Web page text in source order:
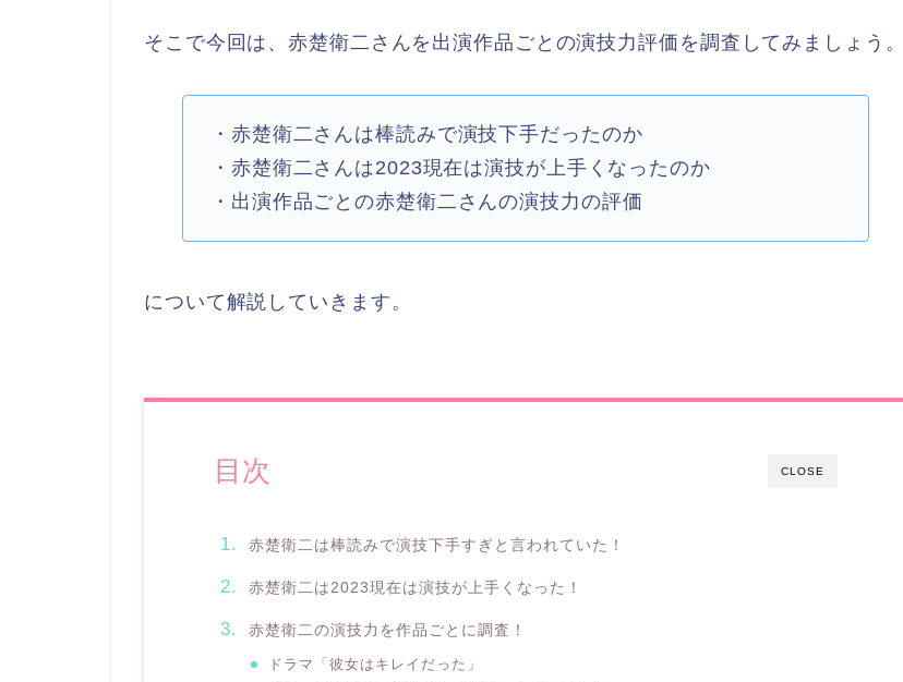
そこで今回は、赤楚衛二さんを出演作品ごとの演技力評価を調査してみましょう。
・赤楚衛二さんは棒読みで演技下手だったのか
・赤楚衛二さんは2023現在は演技が上手くなったのか
・出演作品ごとの赤楚衛二さんの演技力の評価
について解説していきます。
CLOSE
目次
赤楚衛二は棒読みで演技下手すぎと言われていた！
赤楚衛二は2023現在は演技が上手くなった！
赤楚衛二の演技力を作品ごとに調査！
ドラマ「彼女はキレイだった」